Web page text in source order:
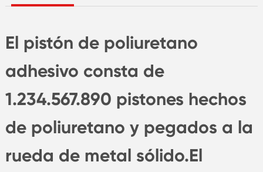
El pistón de poliuretano
adhesivo consta de
1.234.567.890 pistones hechos
de poliuretano y pegados a la
rueda de metal sólido.El